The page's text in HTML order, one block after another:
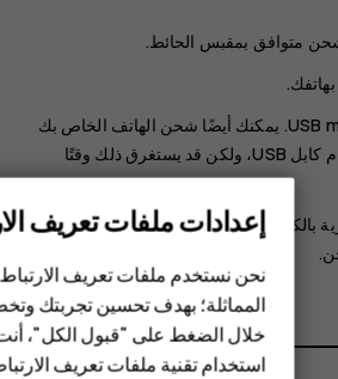
متوافق بمقبس الحائط.
يدعم هاتفك كابل USB micro-B. يمكنك أيضًا شحن الهاتف الخاص بك
من جهاز كمبيوتر باستخدام كابل ‪USB‬، ولكن قد يستغرق ذلك وقتًا
بالكامل، فقد يستغرق الأمر بضع دقائق
إعدادات ملفات تعريف
نحن نستخدم ملفات تعريف
المماثلة؛ بهدف تحسين تجربتك
خلال الضغط على "قبول الكل"،
استخدام تقنية ملفات تعريف